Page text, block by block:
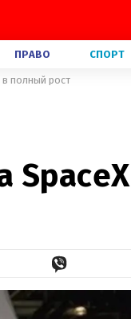
ПРАВО СПОРТ
в полный рост
SpaceX